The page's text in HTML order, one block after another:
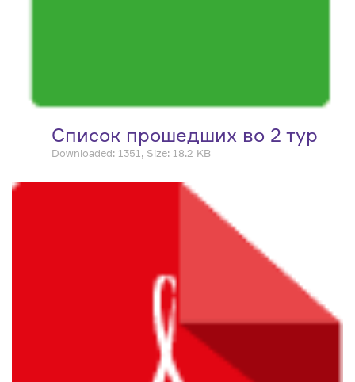
Список прошедших во 2 тур
Downloaded: 1351, Size: 18.2 KB